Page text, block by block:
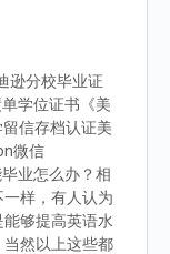
逊分校毕业证
学位证书《美
信存档认证美
微信
业怎么办？相
样，有人认为
够提高英语水
然以上这些都